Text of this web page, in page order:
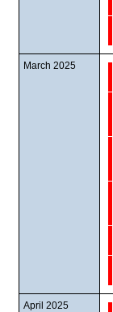
March 2025
April 2025